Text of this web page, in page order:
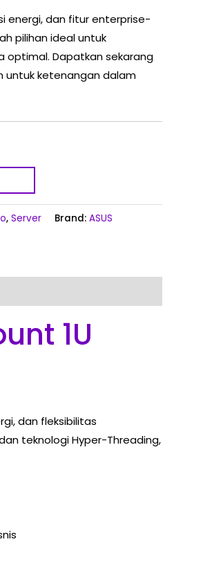
energi, dan fitur enterprise-
pilihan ideal untuk
optimal. Dapatkan sekarang
untuk ketenangan dalam
, Server Brand: ASUS
1U
dan fleksibilitas
teknologi Hyper-Threading,